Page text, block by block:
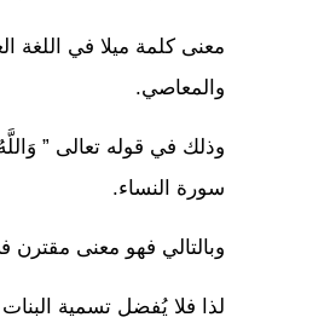
معنى كلمة ميلا في اللغة
والمعاصي.
سورة النساء.
وبالتالي فهو معنى مقترن
لذا فلا يُفضل تسمية